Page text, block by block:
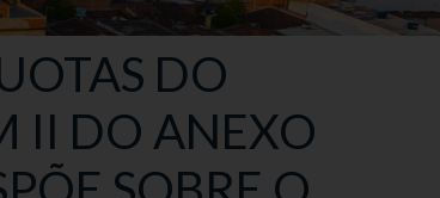
DO
II DO ANEXO